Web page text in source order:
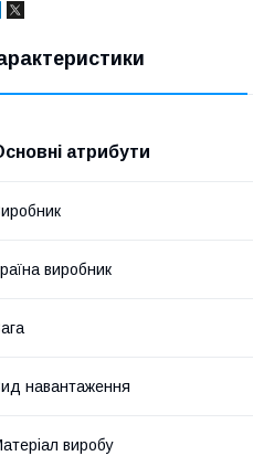
атрибути
виробник
навантаження
виробу